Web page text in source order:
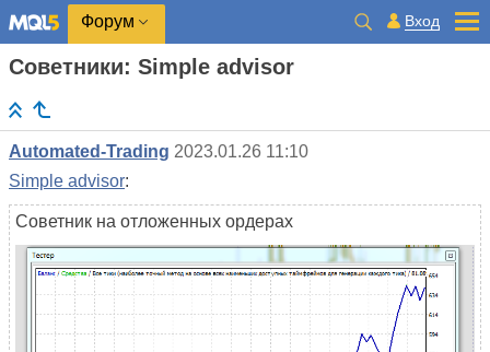
Форум Вход
Советники: Simple advisor
Automated-Trading 2023.01.26 11:10
Simple advisor:
Советник на отложенных ордерах